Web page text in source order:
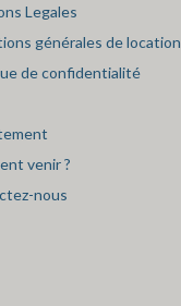
Legales
générales de location
de confidentialité
venir ?
nous